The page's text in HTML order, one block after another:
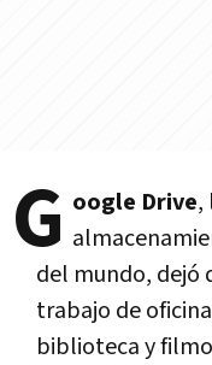
G oogle Drive,
del mundo, dejó
trabajo de
biblioteca y